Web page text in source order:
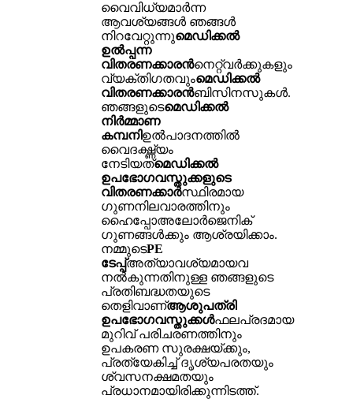
വൈവിധ്യമാർന്ന
ആവശ്യങ്ങൾ ഞങ്ങൾ
നിറവേറ്റുന്നുമെഡിക്കൽ
ഉൽപ്പന്ന
വിതരണക്കാരൻനെറ്റ്‌വർക്കുകളും
വ്യക്തിഗതവുംമെഡിക്കൽ
വിതരണക്കാരൻബിസിനസുകൾ.
ഞങ്ങളുടെമെഡിക്കൽ
നിർമ്മാണ
കമ്പനിഉൽ‌പാദനത്തിൽ
വൈദഗ്ദ്ധ്യം
നേടിയത്മെഡിക്കൽ
ഉപഭോഗവസ്തുക്കളുടെ
വിതരണക്കാർസ്ഥിരമായ
ഗുണനിലവാരത്തിനും
ഹൈപ്പോഅലോർജെനിക്
ഗുണങ്ങൾക്കും ആശ്രയിക്കാം.
നമ്മുടെPE
ടേപ്പ്അത്യാവശ്യമായവ
നൽകുന്നതിനുള്ള ഞങ്ങളുടെ
പ്രതിബദ്ധതയുടെ
തെളിവാണ്ആശുപത്രി
ഉപഭോഗവസ്തുക്കൾഫലപ്രദമായ
മുറിവ് പരിചരണത്തിനും
ഉപകരണ സുരക്ഷയ്ക്കും,
പ്രത്യേകിച്ച് ദൃശ്യപരതയും
ശ്വസനക്ഷമതയും
പ്രധാനമായിരിക്കുന്നിടത്ത്.